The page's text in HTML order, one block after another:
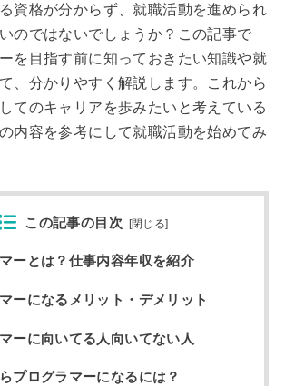
資格が分からず、就職活動を進められ
のではないでしょうか？この記事で
を目指す前に知っておきたい知識や就
、分かりやすく解説します。これから
てのキャリアを歩みたいと考えている
内容を参考にして就職活動を始めてみ
この記事の目次 [閉じる]
ーとは？仕事内容年収を紹介
ーになるメリット・デメリット
ーに向いてる人向いてない人
プログラマーになるには？